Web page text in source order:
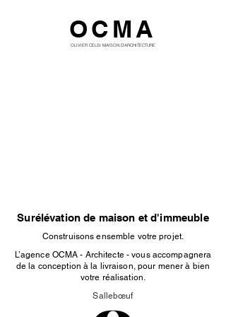
OCMA
OLIVIER CELSI MAISON D'ARCHITECTURE
Surélévation de maison et d'immeuble
Construisons ensemble votre projet.
L’agence OCMA - Architecte - vous accompagnera
de la conception à la livraison, pour mener à bien
votre réalisation.
Sallebœuf